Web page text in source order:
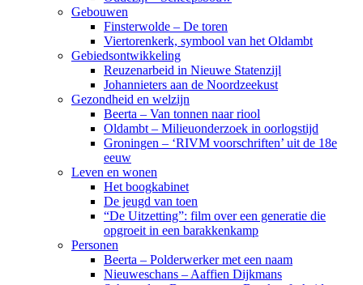
Gebouwen
Finsterwolde – De toren
Viertorenkerk, symbool van het Oldambt
Gebiedsontwikkeling
Reuzenarbeid in Nieuwe Statenzijl
Johannieters aan de Noordzeekust
Gezondheid en welzijn
Beerta – Van tonnen naar riool
Oldambt – Milieuonderzoek in oorlogstijd
Groningen – ‘RIVM voorschriften’ uit de 18e
eeuw
Leven en wonen
Het boogkabinet
De jeugd van toen
“De Uitzetting”: film over een generatie die
opgroeit in een barakkenkamp
Personen
Beerta – Polderwerker met een naam
Nieuweschans – Aaffien Dijkmans